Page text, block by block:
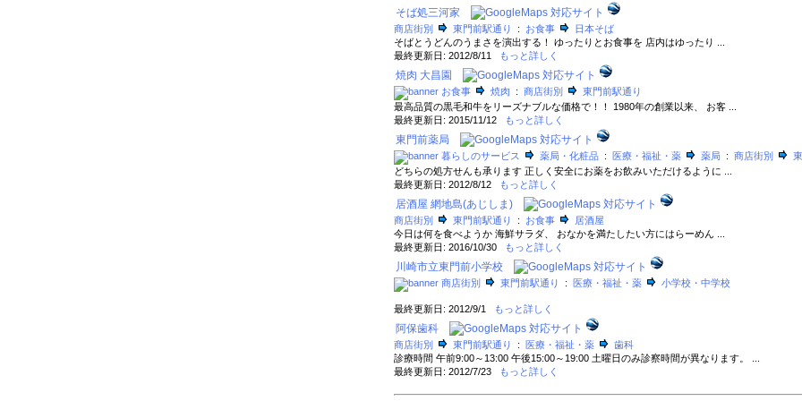
そば処三河家
商店街別 東門前駅通り : お食事
日本そば
そばとうどんのうまさを演出する！ ゆったりとお食事を 店内はゆったり ...
最終更新日: 2012/8/11
もっと詳しく
焼肉 大昌園
お食事 焼肉 : 商店街別
東門前駅通り
最高品質の黒毛和牛をリーズナブルな価格で！！ 1980年の創業以来、 お客 ...
最終更新日: 2015/11/12
もっと詳しく
東門前薬局
暮らしのサービス 薬局・化粧品 : 医療・福祉・薬 薬局 : 商店街別
どちらの処方せんも承ります 正しく安全にお薬をお飲みいただけるように ...
最終更新日: 2012/8/12
もっと詳しく
居酒屋 網地島(あじしま)
商店街別 東門前駅通り : お食事
居酒屋
今日は何を食べようか 海鮮サラダ、 おなかを満たしたい方にはらーめん ...
最終更新日: 2016/10/30
もっと詳しく
川崎市立東門前小学校
商店街別 東門前駅通り : 医療・福祉・薬 小学校・中学校
最終更新日: 2012/9/1 もっと詳しく
阿保歯科
商店街別 東門前駅通り : 医療・福祉・薬
歯科
診療時間 午前9:00～13:00 午後15:00～19:00 土曜日のみ診察時間が異なります。 ...
最終更新日: 2012/7/23
もっと詳しく